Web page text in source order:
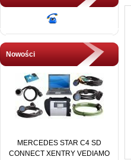
Nowości
MERCEDES STAR C4 SD
CONNECT XENTRY VEDIAMO